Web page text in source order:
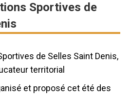
Sportives de
de Selles Saint Denis,
territorial
et proposé cet été des